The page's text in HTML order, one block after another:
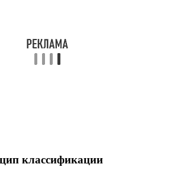
классификации